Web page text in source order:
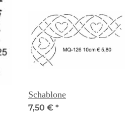
Schablone
7,50 € *